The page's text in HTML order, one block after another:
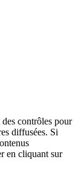
contrôles pour
diffusées. Si
en cliquant sur